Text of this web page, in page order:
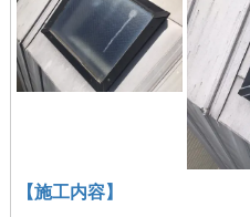
【施工内容】